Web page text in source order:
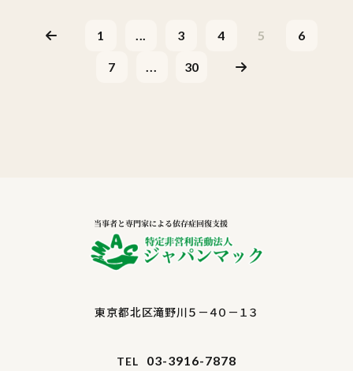
1 ... 3 4 5 6
7 ... 30
東京都北区滝野川５－４０－１３
TEL 03-3916-7878